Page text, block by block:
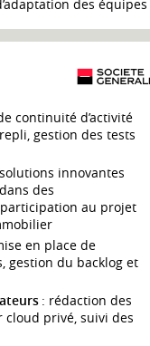
des équipes
continuité d’activité
gestion des tests
innovantes
des
au projet
en place de
gestion du backlog et
: rédaction des
privé, suivi des